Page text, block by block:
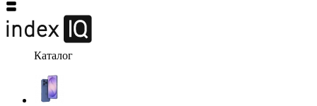
Каталог